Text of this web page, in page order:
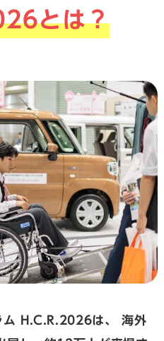
とは？
ム H.C.R.2026は、
海外